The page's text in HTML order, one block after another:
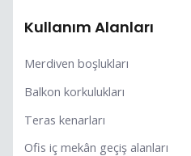
Kullanım Alanları
Merdiven boşlukları
Balkon korkulukları
Teras kenarları
Ofis iç mekân geçiş alanları